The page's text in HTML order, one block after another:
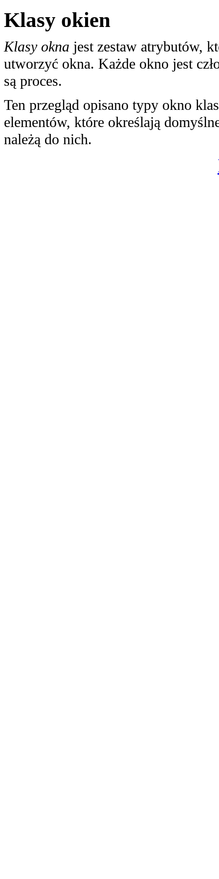
Klasy okien
Klasy okna jest zestaw atrybutów,
utworzyć okna. Każde okno jest
są proces.
Ten przegląd opisano typy okno
elementów, które określają
należą do nich.